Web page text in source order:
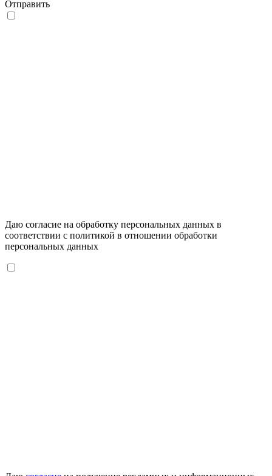
Отправить
Даю согласие на обработку персональных данных в
соответствии с политикой в отношении обработки
персональных данных